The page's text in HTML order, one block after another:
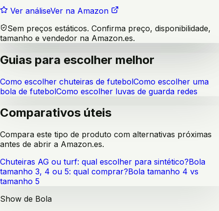
Ver análiseVer na Amazon
Sem preços estáticos. Confirma preço, disponibilidade,
tamanho e vendedor na Amazon.es.
Guias para escolher melhor
Como escolher chuteiras de futebolComo escolher uma
bola de futebolComo escolher luvas de guarda redes
Comparativos úteis
Compara este tipo de produto com alternativas próximas
antes de abrir a Amazon.es.
Chuteiras AG ou turf: qual escolher para sintético?Bola
tamanho 3, 4 ou 5: qual comprar?Bola tamanho 4 vs
tamanho 5
Show de Bola